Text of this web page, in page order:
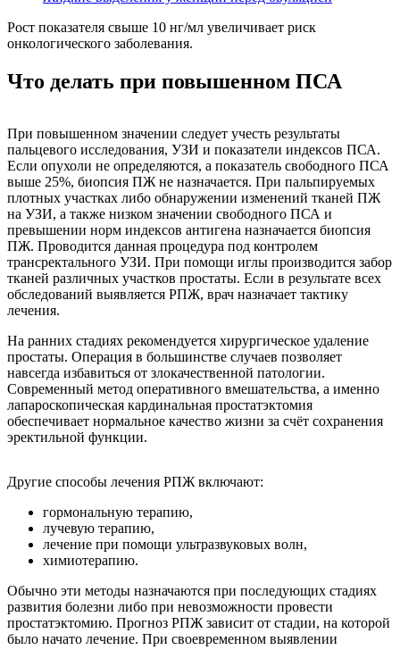
Рост показателя свыше 10 нг/мл увеличивает риск
онкологического заболевания.
Что делать при повышенном ПСА
При повышенном значении следует учесть результаты
пальцевого исследования, УЗИ и показатели индексов ПСА.
Если опухоли не определяются, а показатель свободного ПСА
выше 25%, биопсия ПЖ не назначается. При пальпируемых
плотных участках либо обнаружении изменений тканей ПЖ
на УЗИ, а также низком значении свободного ПСА и
превышении норм индексов антигена назначается биопсия
ПЖ. Проводится данная процедура под контролем
трансректального УЗИ. При помощи иглы производится забор
тканей различных участков простаты. Если в результате всех
обследований выявляется РПЖ, врач назначает тактику
лечения.
На ранних стадиях рекомендуется хирургическое удаление
простаты. Операция в большинстве случаев позволяет
навсегда избавиться от злокачественной патологии.
Современный метод оперативного вмешательства, а именно
лапароскопическая кардинальная простатэктомия
обеспечивает нормальное качество жизни за счёт сохранения
эректильной функции.
Другие способы лечения РПЖ включают:
гормональную терапию,
лучевую терапию,
лечение при помощи ультразвуковых волн,
химиотерапию.
Обычно эти методы назначаются при последующих стадиях
развития болезни либо при невозможности провести
простатэктомию. Прогноз РПЖ зависит от стадии, на которой
было начато лечение. При своевременном выявлении